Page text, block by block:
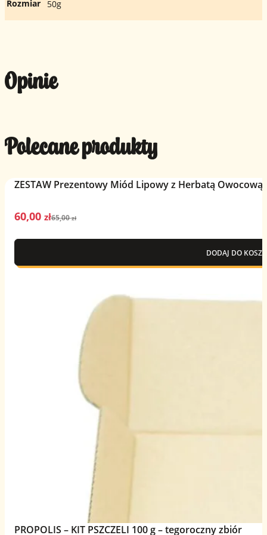
Rozmiar 50g
Opinie
Polecane produkty
ZESTAW Prezentowy Miód Lipowy z Herbatą Owocową
65,00złPierwotna
65,00 zł.
60,00zł
Aktualna
60,00 zł.
DODAJ DO
PROPOLIS – KIT PSZCZELI 100 g – tegoroczny zbiór